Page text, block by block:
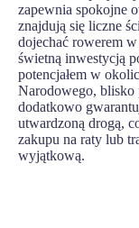
zapewnia spokojne
znajdują się liczne
dojechać rowerem
świetną inwestycją
potencjałem w
Narodowego, blisko
dodatkowo
utwardzoną drogą,
zakupu na raty lub
wyjątkową.